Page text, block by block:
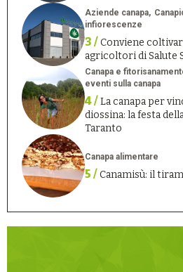
Aziende canapa
infiorescenze
3 /Conviene
agricoltori di Salute
Canapa e
eventi sulla canapa
4 /La canapa per
diossina: la festa
Taranto
Canapa alimentare
5 /Canamisù: il